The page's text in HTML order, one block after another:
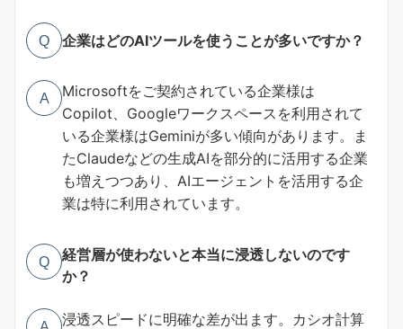
Q 企業はどのAIツールを使うことが多いですか？
A
Microsoftをご契約されている企業様は
Copilot、Googleワークスペースを利用されて
いる企業様はGeminiが多い傾向があります。ま
たClaudeなどの生成AIを部分的に活用する企業
も増えつつあり、AIエージェントを活用する企
業は特に利用されています。
Q
経営層が使わないと本当に浸透しないのです
か？
浸透スピードに明確な差が出ます。カシオ計算